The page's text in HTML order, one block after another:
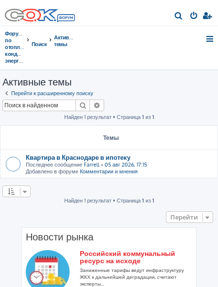
о
Форумы
по
отоплению,
кондиционированию,
энергосбережению
Поиск
Активные
темы
Активные темы
Перейти к расширенному поиску
Поиск
Найден 1 результат • Страница 1 из 1
Темы
Квартира в Краснодаре в ипотеку
Последнее сообщение Farrell « 05 авг 2026, 17:15
Добавлено в форуме Комментарии и мнения
Найден 1 результат • Страница 1 из 1
Перейти
Новости рынка
Российский коммунальный
ресурс на исходе
Заниженные тарифы ведут инфраструктуру
ЖКХ к дальнейшей деградации, считают
эксперты...